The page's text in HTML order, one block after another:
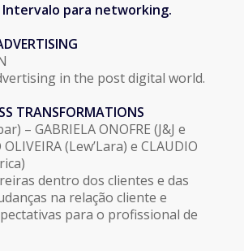
Intervalo para networking.
in the post digital world.
TRANSFORMATIONS
– GABRIELA ONOFRE (J&J e
(Lew’Lara) e CLAUDIO
dentro dos clientes e das
na relação cliente e
para o profissional de